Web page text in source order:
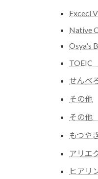
Excecl
Native
Osya's
TOEIC
せんべ
その他
その
もつや
アリエ
ヒアリ